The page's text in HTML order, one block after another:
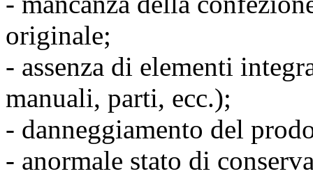
originale;
- assenza di elementi
manuali, parti, ecc.);
- danneggiamento del
- anormale stato di